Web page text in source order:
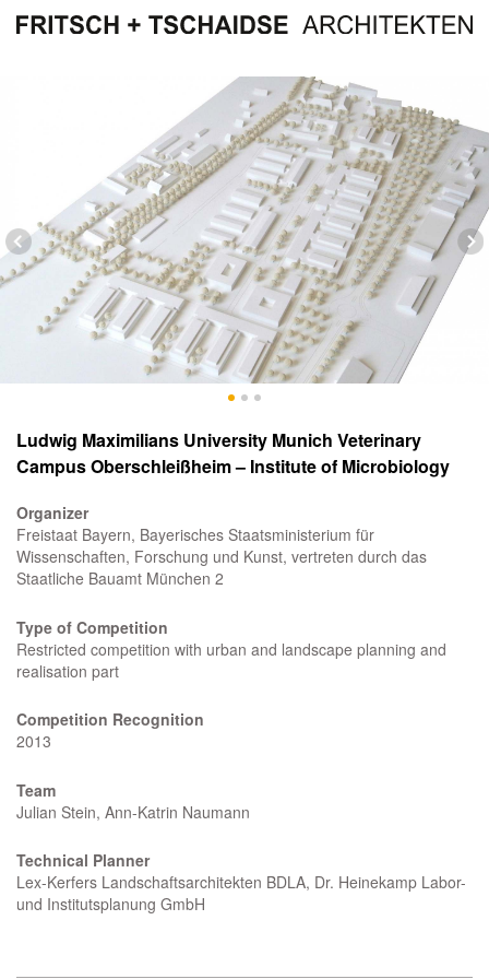
Ludwig Maximilians University Munich Veterinary
Campus Oberschleißheim – Institute of Microbiology
Organizer
Freistaat Bayern, Bayerisches Staatsministerium für
Wissenschaften, Forschung und Kunst, vertreten durch das
Staatliche Bauamt München 2
Type of Competition
Restricted competition with urban and landscape planning and
realisation part
Competition Recognition
2013
Team
Julian Stein, Ann-Katrin Naumann
Technical Planner
Lex-Kerfers Landschaftsarchitekten BDLA, Dr. Heinekamp Labor-
und Institutsplanung GmbH